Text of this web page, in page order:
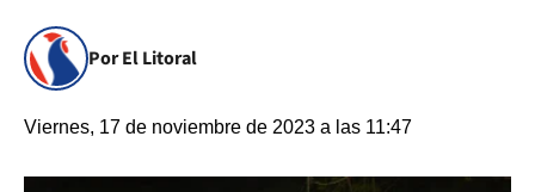
Por El Litoral
Viernes, 17 de noviembre de 2023 a las 11:47